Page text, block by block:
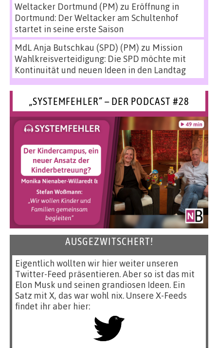
Weltacker Dortmund (PM) zu Eröffnung in
Dortmund: Der Weltacker am Schultenhof
startet in seine erste Saison
MdL Anja Butschkau (SPD) (PM) zu Mission
Wahlkreisverteidigung: Die SPD möchte mit
Kontinuität und neuen Ideen in den Landtag
„SYSTEMFEHLER“ – DER PODCAST #28
AUSGEZWITSCHERT!
Eigentlich wollten wir hier weiter unseren
Twitter-Feed präsentieren. Aber so ist das mit
Elon Musk und seinen grandiosen Ideen. Ein
Satz mit X, das war wohl nix. Unsere X-Feeds
findet ihr aber hier: